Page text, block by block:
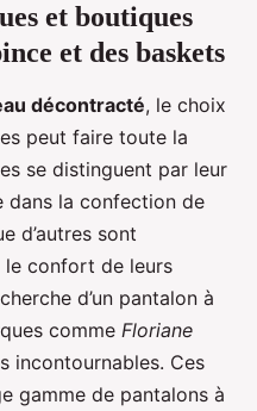
et boutiques
et des baskets
décontracté, le choix
peut faire toute la
se distinguent par leur
dans la confection de
d’autres sont
le confort de leurs
d’un pantalon à
comme Floriane
incontournables. Ces
gamme de pantalons à